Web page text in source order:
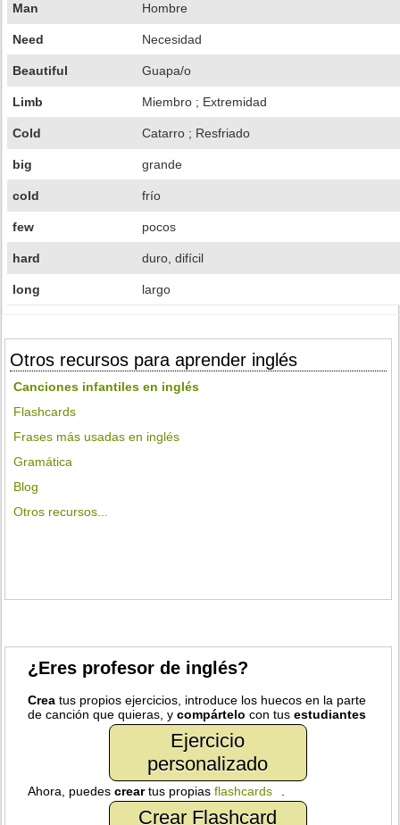
Man Hombre
Need Necesidad
Beautiful Guapa/o
Limb Miembro ; Extremidad
Cold Catarro ; Resfriado
big grande
cold frío
few pocos
hard duro, difícil
long largo
Otros recursos para aprender inglés
Canciones infantiles en inglés
Flashcards
Frases más usadas en inglés
Gramática
Blog
Otros recursos...
¿Eres profesor de inglés?
Crea tus propios ejercicios, introduce los huecos en la parte
de canción que quieras, ycompártelo con tusestudiantes
Ejercicio
personalizado
Ahora, puedescreartus propiasflashcards
Crear Flashcard